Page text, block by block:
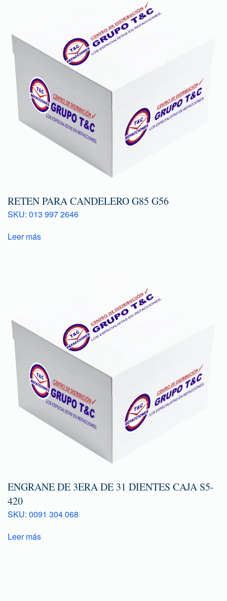
RETEN PARA CANDELERO G85 G56
SKU: 013 997 2646
Leer más
ENGRANE DE 3ERA DE 31 DIENTES CAJA S5-
420
SKU: 0091 304 068
Leer más